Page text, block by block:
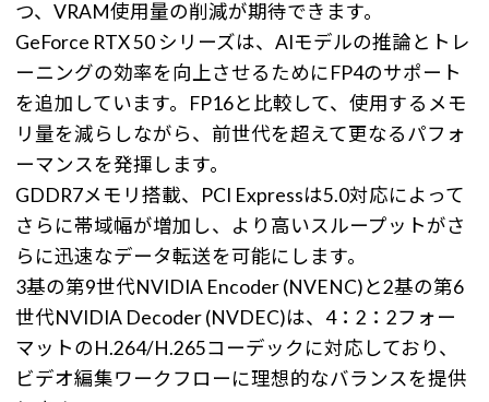
つ、VRAM使用量の削減が期待できます。
GeForce RTX 50 シリーズは、AIモデルの推論とトレ
ーニングの効率を向上させるためにFP4のサポート
を追加しています。FP16と比較して、使用するメモ
リ量を減らしながら、前世代を超えて更なるパフォ
ーマンスを発揮します。
GDDR7メモリ搭載、PCI Expressは5.0対応によって
さらに帯域幅が増加し、より高いスループットがさ
らに迅速なデータ転送を可能にします。
3基の第9世代NVIDIA Encoder (NVENC)と2基の第6
世代NVIDIA Decoder (NVDEC)は、4：2：2フォー
マットのH.264/H.265コーデックに対応しており、
ビデオ編集ワークフローに理想的なバランスを提供